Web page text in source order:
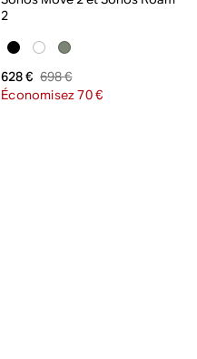
2
628 € 698 €
Économisez 70 €